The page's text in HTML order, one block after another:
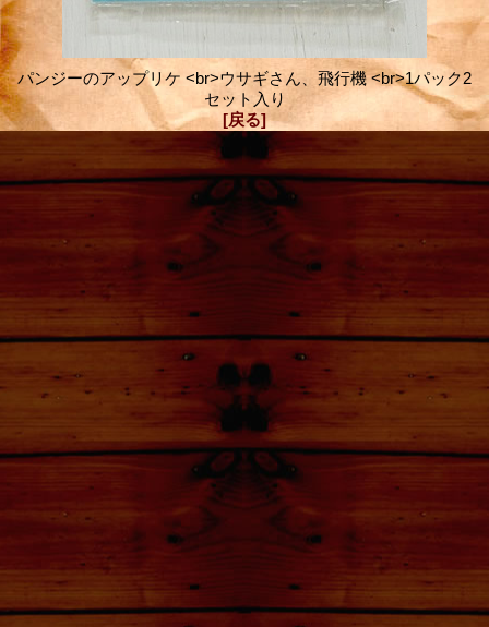
パンジーのアップリケ <br>ウサギさん、飛行機 <br>1パック2
セット入り
[戻る]